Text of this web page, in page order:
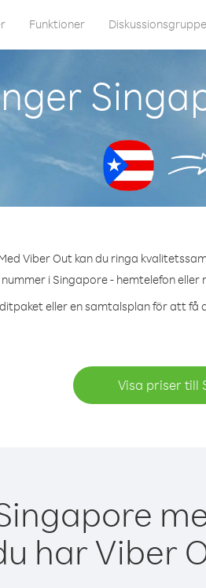
Funktioner
Viber Out kan du ringa
nummer i Singapore - hemtelefon
eller en samtalsplan för att
Visa priser till
har Viber